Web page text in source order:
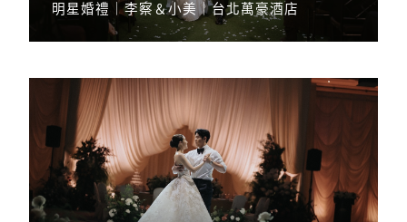
明星婚禮｜李察＆小美｜台北萬豪酒店